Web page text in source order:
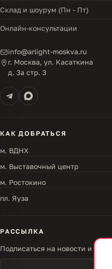
Склад и шоурум (Пн - Пт)
Онлайн-консультации
info@arlight-moskva.ru
г. Москва, ул. Касаткина
д. 3а стр. 3
КАК ДОБРАТЬСЯ
м. ВДНХ
м. Выставочный центр
м. Ростокино
пл. Яуза
РАССЫЛКА
Подписаться на новости и акции